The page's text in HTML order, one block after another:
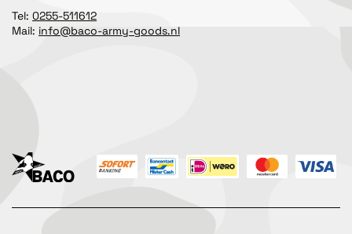
Tel: 0255-511612
Mail: info@baco-army-goods.nl